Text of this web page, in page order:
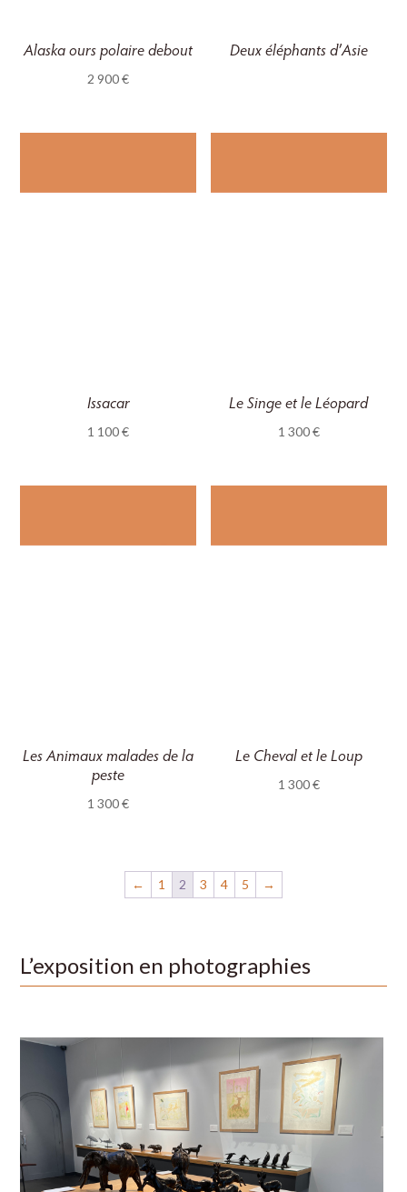
Alaska ours polaire debout
2 900€
Deux éléphants d’Asie
Issacar
1 100€
Le Singe et le Léopard
1 300€
Les Animaux malades de la
peste
1 300€
Le Cheval et le Loup
1 300€
← 1 2 3 4 5 →
L’exposition en photographies